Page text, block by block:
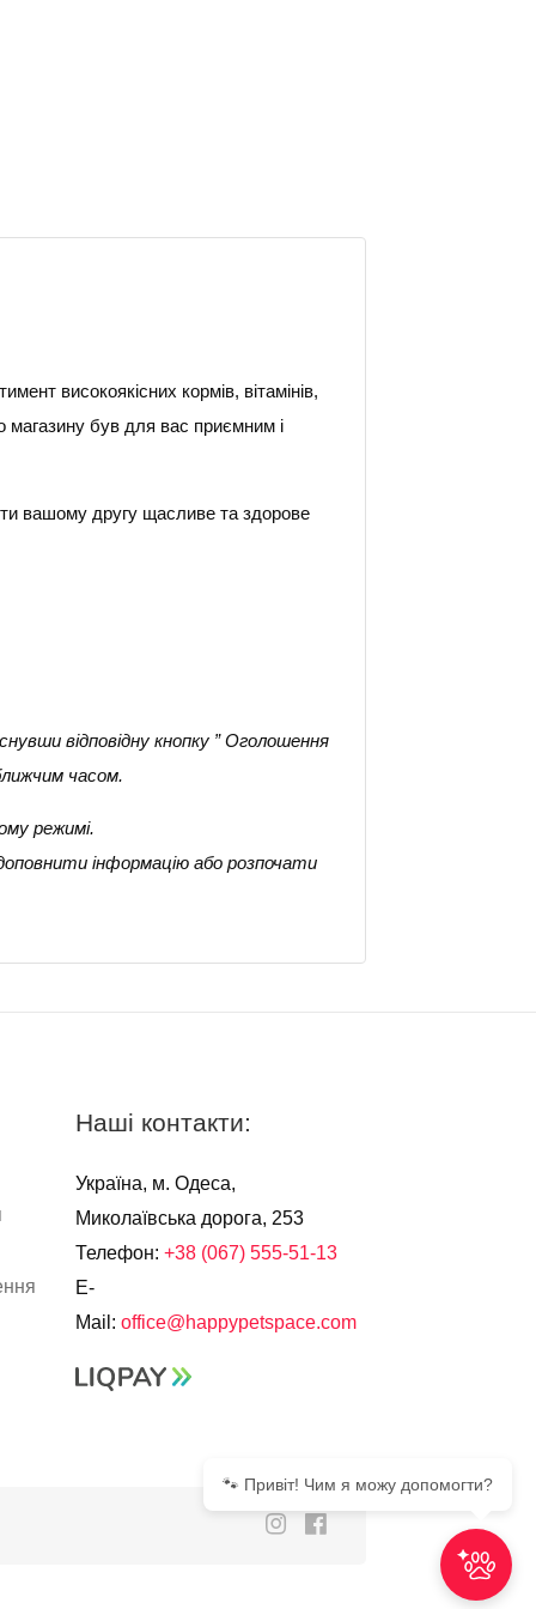
високоякісних кормів, вітамінів,
магазину був для вас приємним і
вашому другу щасливе та здорове
відповідну кнопку ” Оголошення
часом.
режимі.
інформацію або розпочати
Наші контакти:
Україна, м. Одеса,
Миколаївська дорога, 253
Телефон:+38 (067) 555-51-13
E-
Mail:office@happypetspace.com
🐾 Привіт! Чим я можу допомогти?